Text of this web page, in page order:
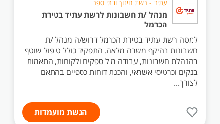
עתיד - רשת חינוך ובתי ספר
מנהל /ת חשבונות לרשת עתיד בטירת
הכרמל
למטה רשת עתיד בטירת הכרמל דרוש/ה מנהל /ת
חשבונות בהיקף משרה מלאה. התפקיד כולל טיפול שוטף
בהנהלת חשבונות, עבודה מול ספקים ולקוחות, התאמות
בנקים וכרטיסי אשראי, והכנת דוחות כספיים בהתאם
לצורך...
הגשת מועמדות